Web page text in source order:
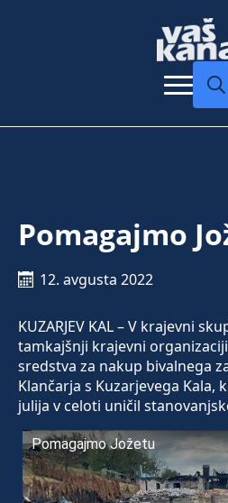
Pomagajmo
12. avgusta 2022
KUZARJEV KAL – V krajevni
tamkajšnji krajevni
sredstva za nakup bivalnega
Klančarja s Kuzarjevega Kala,
julija v celoti uničil
Pomagajmo Jožetu